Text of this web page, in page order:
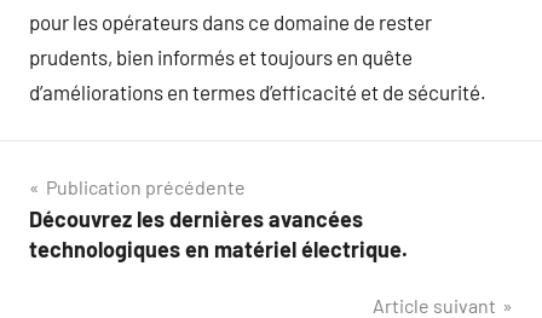
pour les opérateurs dans ce domaine de rester
prudents, bien informés et toujours en quête
d’améliorations en termes d’efficacité et de sécurité.
Navigation
de
Publication précédente
Découvrez les dernières avancées
technologiques en matériel électrique.
Article suivant